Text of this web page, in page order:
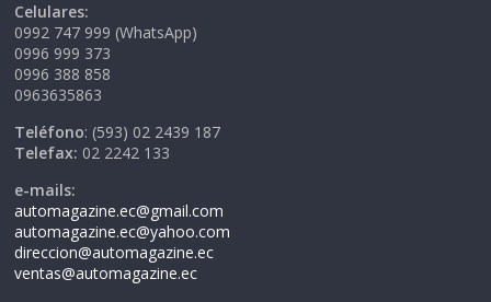
Celulares:
0992 747 999 (WhatsApp)
0996 999 373
0996 388 858
0963635863
Teléfono: (593) 02 2439 187
Telefax: 02 2242 133
e-mails:
automagazine.ec@gmail.com
automagazine.ec@yahoo.com
direccion@automagazine.ec
ventas@automagazine.ec